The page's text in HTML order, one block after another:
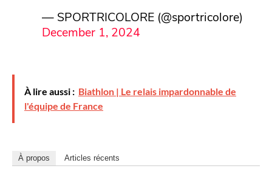
— SPORTRICOLORE (@sportricolore)
December 1, 2024
À lire aussi : Biathlon | Le relais impardonnable de
l'équipe de France
À propos Articles récents